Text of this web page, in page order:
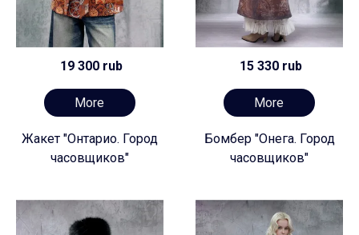
19 300 rub
More
Жакет "Онтарио. Город
часовщиков"
15 330 rub
More
Бомбер "Онега. Город
часовщиков"